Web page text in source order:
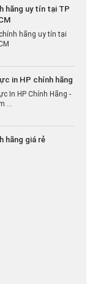
hãng uy tín tại
In HP Chính Hãng -
...